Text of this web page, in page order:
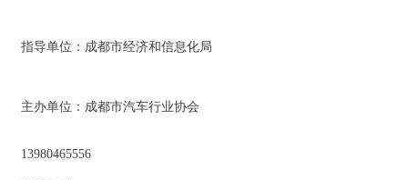
指导单位：成都市经济和信息化局
主办单位：成都市汽车行业协会
13980465556